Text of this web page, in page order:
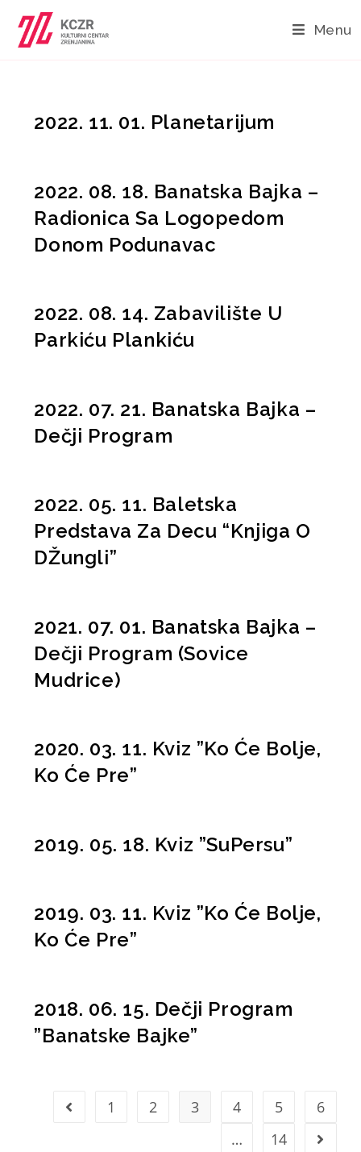
Menu
2022. 11. 01. Planetarijum
2022. 08. 18. Banatska Bajka –
Radionica Sa Logopedom
Donom Podunavac
2022. 08. 14. Zabavilište U
Parkiću Plankiću
2022. 07. 21. Banatska Bajka –
Dečji Program
2022. 05. 11. Baletska
Predstava Za Decu “Knjiga O
DŽungli”
2021. 07. 01. Banatska Bajka –
Dečji Program (Sovice
Mudrice)
2020. 03. 11. Kviz ”Ko Će Bolje,
Ko Će Pre”
2019. 05. 18. Kviz ”SuPersu”
2019. 03. 11. Kviz ”Ko Će Bolje,
Ko Će Pre”
2018. 06. 15. Dečji Program
”Banatske Bajke”
1 2 3 4 5
6
…
14